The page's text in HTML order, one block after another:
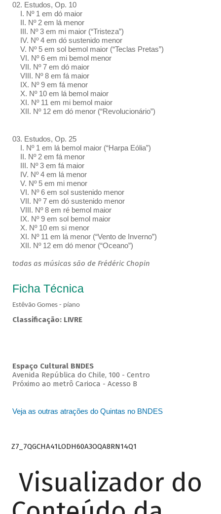
02. Estudos, Op. 10
I. Nº 1 em dó maior
II. Nº 2 em lá menor
III. Nº 3 em mi maior (“Tristeza”)
IV. Nº 4 em dó sustenido menor
V. Nº 5 em sol bemol maior (“Teclas Pretas”)
VI. Nº 6 em mi bemol menor
VII. Nº 7 em dó maior
VIII. Nº 8 em fá maior
IX. Nº 9 em fá menor
X. Nº 10 em lá bemol maior
XI. Nº 11 em mi bemol maior
XII. Nº 12 em dó menor (“Revolucionário”)
03. Estudos, Op. 25
I. Nº 1 em lá bemol maior (“Harpa Eólia”)
II. Nº 2 em fá menor
III. Nº 3 em fá maior
IV. Nº 4 em lá menor
V. Nº 5 em mi menor
VI. Nº 6 em sol sustenido menor
VII. Nº 7 em dó sustenido menor
VIII. Nº 8 em ré bemol maior
IX. Nº 9 em sol bemol maior
X. Nº 10 em si menor
XI. Nº 11 em lá menor (“Vento de Inverno”)
XII. Nº 12 em dó menor (“Oceano”)
todas as músicas são de Frédéric Chopin
Ficha Técnica
Estêvão Gomes - píano
Classificação: LIVRE
Espaço Cultural BNDES
Avenida República do Chile, 100 - Centro
Próximo ao metrô Carioca - Acesso B
Veja as outras atrações do Quintas no BNDES
Z7_7QGCHA41LODH60A3OQA8RN14Q1
Visualizador do